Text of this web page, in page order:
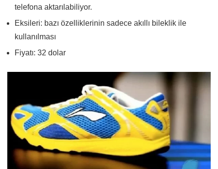
telefona aktarılabiliyor.
Eksileri: bazı özelliklerinin sadece akıllı bileklik ile
kullanılması
Fiyatı: 32 dolar